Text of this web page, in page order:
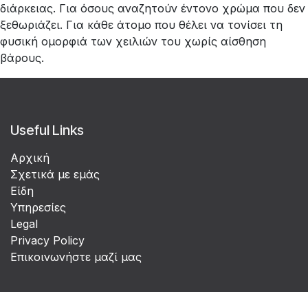
διάρκειας. Για όσους αναζητούν έντονο χρώμα που δεν
ξεθωριάζει. Για κάθε άτομο που θέλει να τονίσει τη
φυσική ομορφιά των χειλιών του χωρίς αίσθηση
βάρους.
Useful Links
Αρχική
Σχετικά με εμάς
Είδη
Υπηρεσίες
Legal
Privacy Policy
Επικοινωνήστε μαζί μας